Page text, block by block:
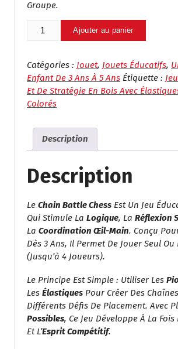
Groupe.
Quantité
De
Réflexion
Et
De
En
Bois
Élastiques
Et
Colorés
Ajouter au panier
Catégories : Jouet, Jouets Éducatifs,
Enfant De 3 Ans À 5 Ans Étiquette :
Et De Stratégie En Bois Avec
Colorés
Description
Description
Le Chain Battle Chess Est Un Jeu
Qui Stimule La Logique, La Réflexion
La Coordination Œil-Main. Conçu
Dès 3 Ans, Il Permet De Jouer Seul Ou
(jusqu’à 4 Joueurs).
Le Principe Est Simple : Utiliser Les
Les Élastiques Pour Créer Des
Différents Défis De Placement. Avec
Possibles, Ce Jeu Développe À La Fois
Et L’Esprit Compétitif.